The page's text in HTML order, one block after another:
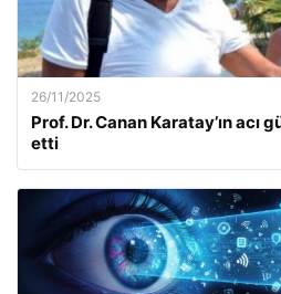
26/11/2025
Prof. Dr. Canan Karatay’ın acı
etti